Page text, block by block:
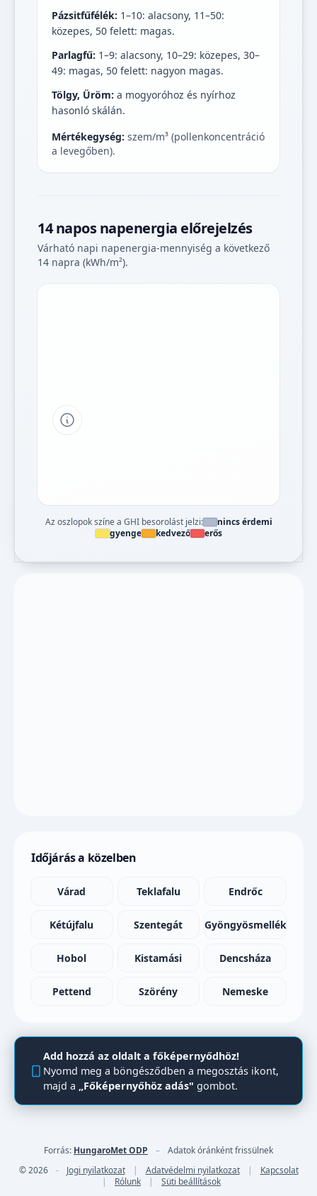
Pázsitfűfélék: 1–10: alacsony, 11–50:
közepes, 50 felett: magas.
Parlagfű: 1–9: alacsony, 10–29: közepes, 30–
49: magas, 50 felett: nagyon magas.
Tölgy, Üröm: a mogyoróhoz és nyírhoz
hasonló skálán.
Mértékegység: szem/m³ (pollenkoncentráció
a levegőben).
14 napos napenergia előrejelzés
Várható napi napenergia-mennyiség a következő
14 napra (kWh/m²).
Tipp a grafikon jelmagyarázatához
Az oszlopok színe a GHI besorolást jelzi:
nincs érdemi
gyenge
kedvező erős
Időjárás a közelben
Várad Teklafalu Endrőc
Kétújfalu Szentegát Gyöngyösmellék
Hobol Kistamási Dencsháza
Pettend Szörény Nemeske
Add hozzá az oldalt a főképernyődhöz!
Nyomd meg a böngésződben a megosztás ikont,
majd a „Főképernyőhöz adás" gombot.
Forrás: HungaroMet ODP –
Adatok óránként frissülnek
© 2026
- Jogi nyilatkozat | Adatvédelmi nyilatkozat |
Kapcsolat
|
Rólunk | Süti beállítások